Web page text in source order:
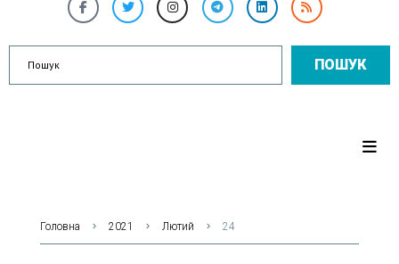
ПОШУК
Головна 2021 Лютий 24